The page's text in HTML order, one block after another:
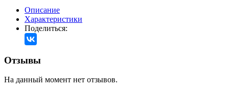
Описание
Характеристики
Поделиться:
Отзывы
На данный момент нет отзывов.